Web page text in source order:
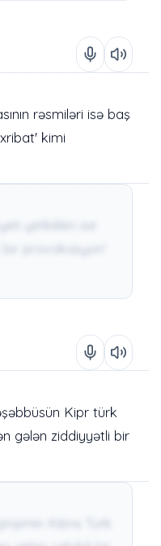
rəsmiləri isə baş
kimi
Kipr türk
gələn ziddiyyətli bir